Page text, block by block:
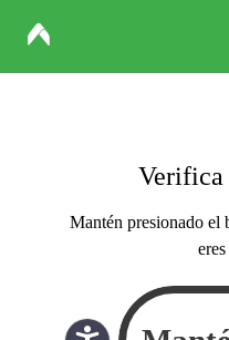
Verifica
Mantén presionado el